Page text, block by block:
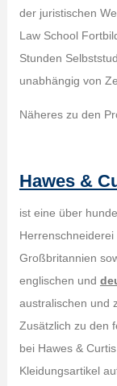
der juristischen
Law School
Stunden
unabhängig von
Näheres zu den
Hawes &
ist eine über
Großbritannien
englischen und
australischen und
Zusätzlich zu den
bei Hawes &
Kleidungsartikel